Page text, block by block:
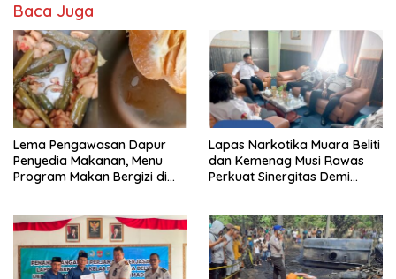
Baca Juga
Lema Pengawasan Dapur
Penyedia Makanan, Menu
Program Makan Bergizi di
Lapas Narkotika Muara Beliti
dan Kemenag Musi Rawas
Perkuat Sinergitas Demi